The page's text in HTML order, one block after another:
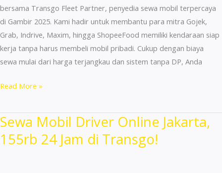
bersama Transgo Fleet Partner, penyedia sewa mobil terpercaya
di Gambir 2025. Kami hadir untuk membantu para mitra Gojek,
Grab, Indrive, Maxim, hingga ShopeeFood memiliki kendaraan siap
kerja tanpa harus membeli mobil pribadi. Cukup dengan biaya
sewa mulai dari harga terjangkau dan sistem tanpa DP, Anda
Sewa
Untuk
Driver
Online
Read More »
Sewa Mobil Driver Online Jakarta,
155rb 24 Jam di Transgo!